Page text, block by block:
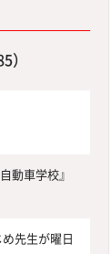
）
動車学校』
先生が曜日